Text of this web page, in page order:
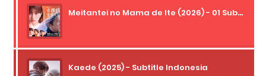
Meitantei no Mama de Ite (2026) - 01 Subtitle Indonesia
Kaede (2025) - Subtitle Indonesia